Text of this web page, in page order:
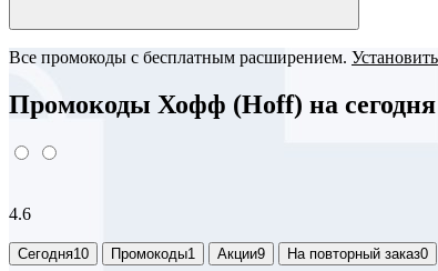
Все промокоды с бесплатным расширением. Установить
Промокоды Хофф (Hoff) на сегодня
4.6
Сегодня10 Промокоды1 Акции9 На повторный заказ0